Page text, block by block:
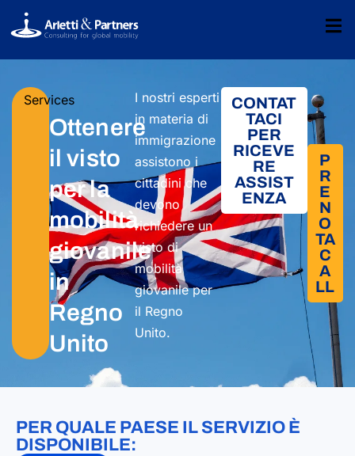
Services
Ottenere
il visto
per la
mobilità
giovanile
in
Regno
Unito
I nostri esperti
in materia di
immigrazione
assistono i
cittadini che
devono
richiedere un
visto di
mobilità
giovanile per
il Regno
Unito.
CONTAT
TACI
PER
RICEVE
RE
ASSIST
ENZA
P
R
E
N
O
TA
C
A
LL
PER QUALE PAESE IL SERVIZIO È
DISPONIBILE: